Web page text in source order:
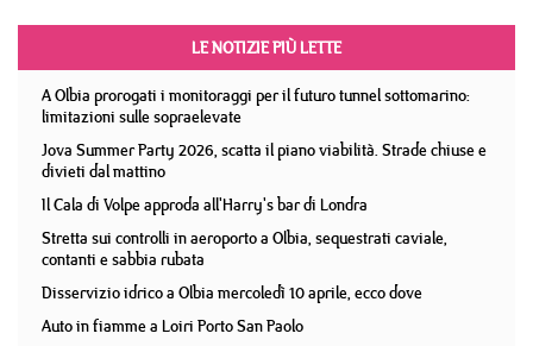
LE NOTIZIE PIÙ LETTE
A Olbia prorogati i monitoraggi per il futuro tunnel sottomarino:
limitazioni sulle sopraelevate
Jova Summer Party 2026, scatta il piano viabilità. Strade chiuse e
divieti dal mattino
Il Cala di Volpe approda all'Harry's bar di Londra
Stretta sui controlli in aeroporto a Olbia, sequestrati caviale,
contanti e sabbia rubata
Disservizio idrico a Olbia mercoledì 10 aprile, ecco dove
Auto in fiamme a Loiri Porto San Paolo